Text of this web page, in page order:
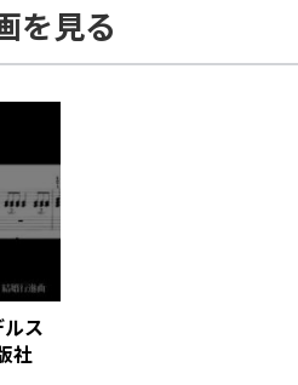
を見る
ス
社